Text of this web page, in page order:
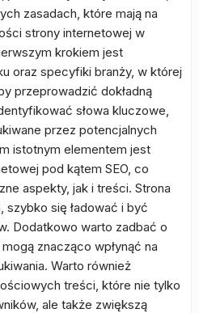
zasadach, które mają na
strony internetowej w
krokiem jest
oraz specyfiki branży, w której
przeprowadzić dokładną
słowa kluczowe,
przez potencjalnych
istotnym elementem jest
pod kątem SEO, co
aspekty, jak i treści. Strona
szybko się ładować i być
Dodatkowo warto zadbać o
znacząco wpłynąć na
Warto również
treści, które nie tylko
ale także zwiększą